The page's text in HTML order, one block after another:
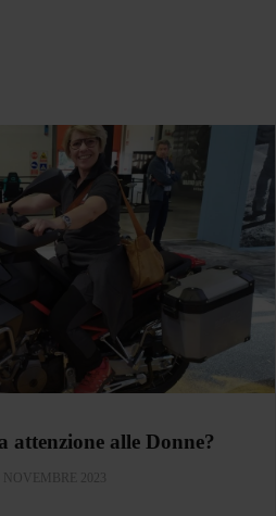
attenzione alle Donne?
NOVEMBRE 2023